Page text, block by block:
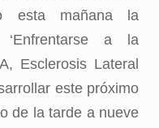
esta mañana la
‘Enfrentarse a la
Esclerosis Lateral
este próximo
de la tarde a nueve